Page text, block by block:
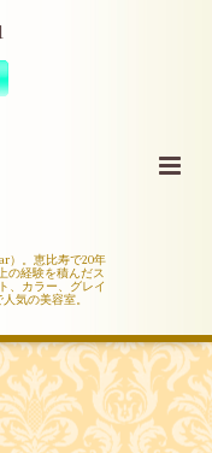
）。恵比寿で20年
の経験を積んだス
、カラー、グレイ
気の美容室。